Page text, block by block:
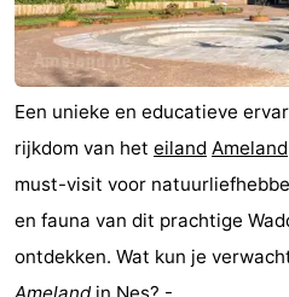
-
Schiermonnikoog
-
Terschelling
-
Vlieland
-
Texel
Weer
Contact
Een unieke en educatieve
rijkdom van het eiland Ameland
must-visit voor
en fauna van dit prachtige
ontdekken. Wat kun je